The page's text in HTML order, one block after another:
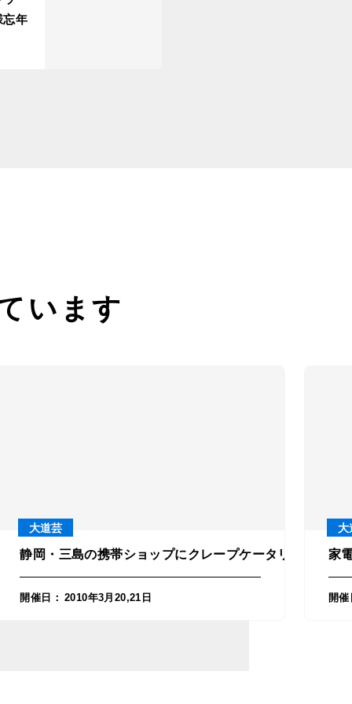
忘年
います
市
わ）の設置のご依頼！in神奈川・横須賀市
大道芸
静岡・三島の携帯ショップにクレープケータリングカー
開催日 ： 2010年3月20,21日
大
家
開催